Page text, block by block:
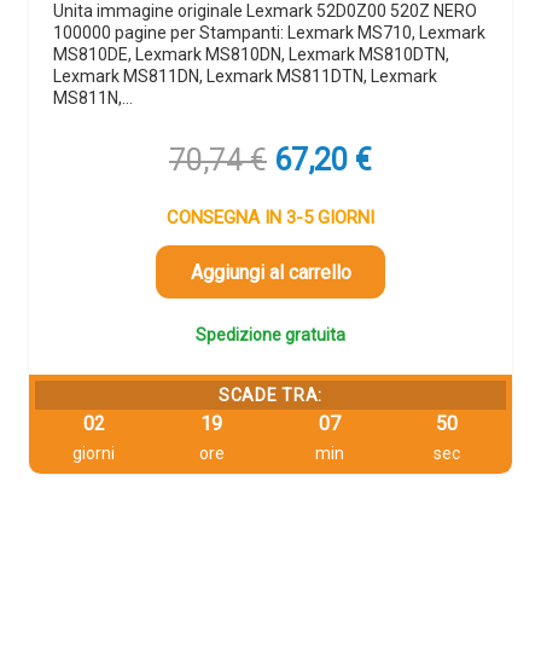
Unita immagine originale Lexmark 52D0Z00 520Z NERO
100000 pagine per Stampanti: Lexmark MS710, Lexmark
MS810DE, Lexmark MS810DN, Lexmark MS810DTN,
Lexmark MS811DN, Lexmark MS811DTN, Lexmark
MS811N,…
70,74€ Il
originale
era:
70,74 €.
67,20 €Il
attuale
è:
CONSEGNA IN 3-5 GIORNI
Aggiungi al carrello
Spedizione gratuita
SCADE TRA:
02
giorni
19
ore
07
min
49
sec